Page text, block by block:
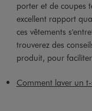
porter et de coupes
excellent rapport
ces vêtements
trouverez des
produit, pour
Comment laver un